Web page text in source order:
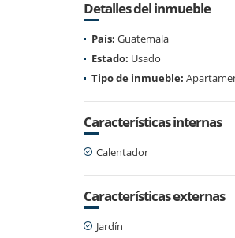
Detalles del inmueble
País: Guatemala
Estado: Usado
Tipo de inmueble:
Características internas
Calentador
Características externas
Jardín